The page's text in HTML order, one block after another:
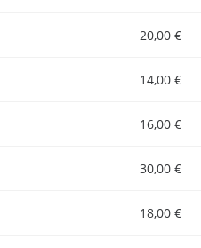
20,00 €
14,00 €
16,00 €
30,00 €
18,00 €